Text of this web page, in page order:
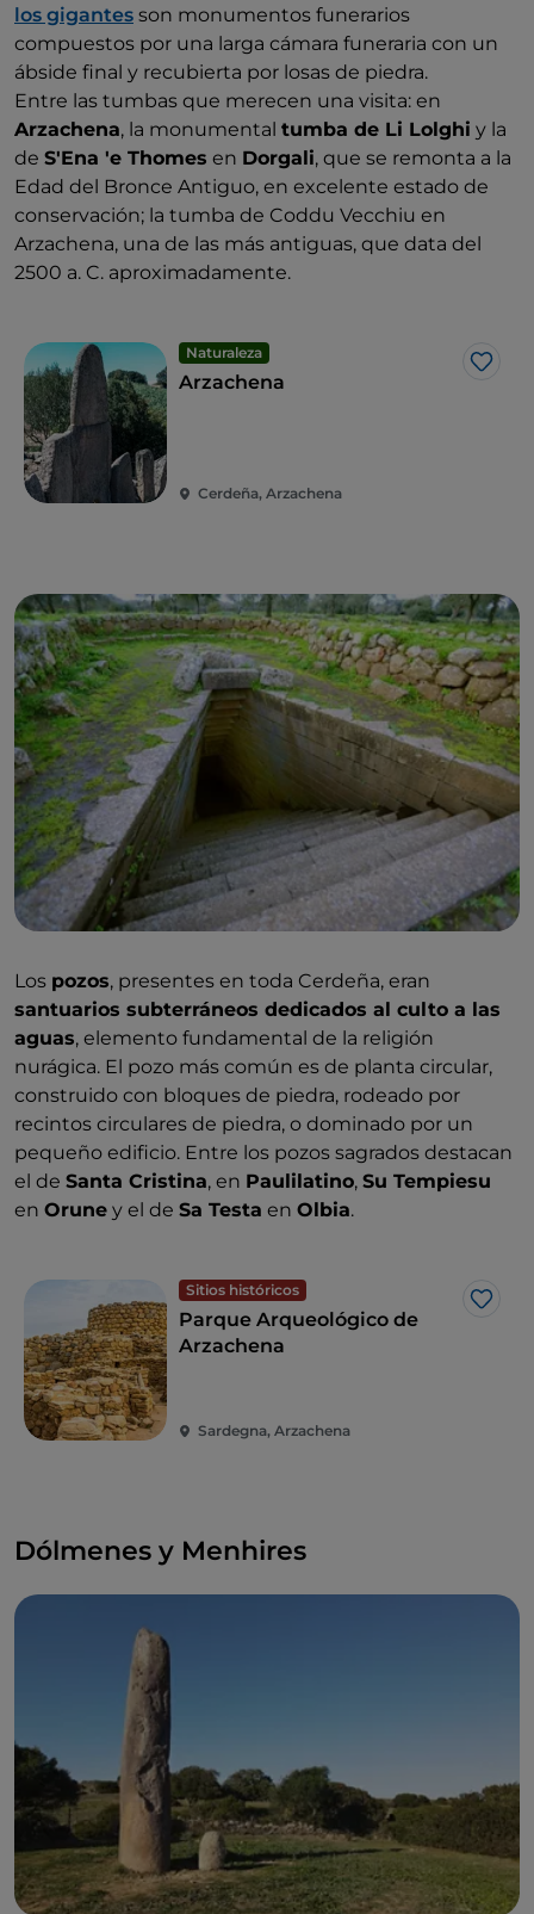
los gigantes son monumentos funerarios
compuestos por una larga cámara funeraria con un
ábside final y recubierta por losas de piedra.
Entre las tumbas que merecen una visita: en
Arzachena, la monumental tumba de Li Lolghi y la
de S'Ena 'e Thomes en Dorgali, que se remonta a la
Edad del Bronce Antiguo, en excelente estado de
conservación; la tumba de Coddu Vecchiu en
Arzachena, una de las más antiguas, que data del
2500 a. C. aproximadamente.
Naturaleza
Me
Arzachena
Cerdeña, Arzachena
Los pozos, presentes en toda Cerdeña, eran
santuarios subterráneos dedicados al culto a las
aguas, elemento fundamental de la religión
nurágica. El pozo más común es de planta circular,
construido con bloques de piedra, rodeado por
recintos circulares de piedra, o dominado por un
pequeño edificio. Entre los pozos sagrados destacan
el de Santa Cristina, en Paulilatino, Su Tempiesu
en Orune y el de Sa Testa en Olbia.
Sitios históricos
Me
Parque Arqueológico de
Arzachena
Sardegna, Arzachena
Dólmenes y Menhires